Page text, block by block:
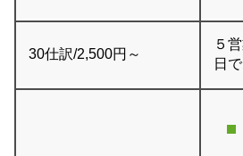
30仕訳/2,500円～
５
日